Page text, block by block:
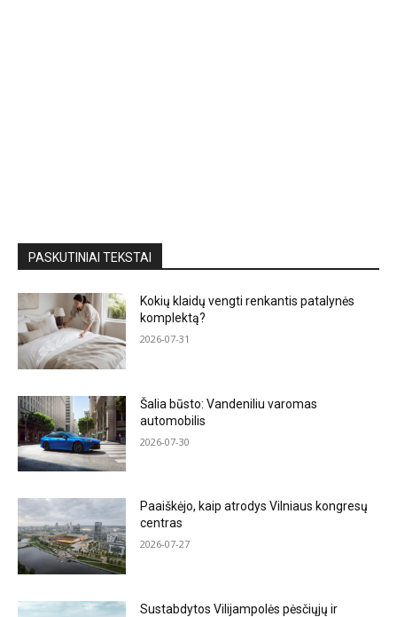
PASKUTINIAI TEKSTAI
Kokių klaidų vengti renkantis patalynės
komplektą?
2026-07-31
Šalia būsto: Vandeniliu varomas
automobilis
2026-07-30
Paaiškėjo, kaip atrodys Vilniaus kongresų
centras
2026-07-27
Sustabdytos Vilijampolės pėsčiųjų ir